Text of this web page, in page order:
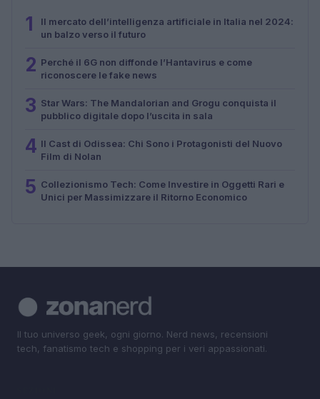
1
Il mercato dell’intelligenza artificiale in Italia nel 2024:
un balzo verso il futuro
2 Perché il 6G non diffonde l’Hantavirus e come
riconoscere le fake news
3 Star Wars: The Mandalorian and Grogu conquista il
pubblico digitale dopo l’uscita in sala
4 Il Cast di Odissea: Chi Sono i Protagonisti del Nuovo
Film di Nolan
5 Collezionismo Tech: Come Investire in Oggetti Rari e
Unici per Massimizzare il Ritorno Economico
Il tuo universo geek, ogni giorno. Nerd news, recensioni
tech, fanatismo tech e shopping per i veri appassionati.